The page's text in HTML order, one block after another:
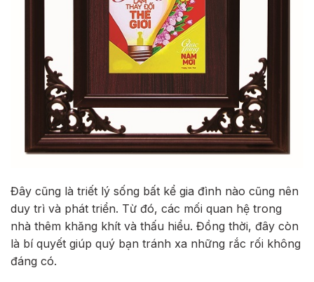
Đây cũng là triết lý sống bất kể gia đình nào cũng nên
duy trì và phát triển. Từ đó, các mối quan hệ trong
nhà thêm khăng khít và thấu hiểu. Đồng thời, đây còn
là bí quyết giúp quý bạn tránh xa những rắc rối không
đáng có.